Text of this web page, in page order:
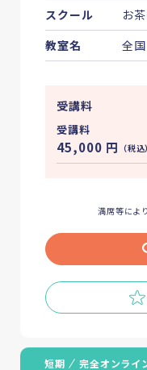
スクール
お
教室名
全国
受講料
受講料
45,000 円 （税込）
満席等によ
短期 完全オンライ